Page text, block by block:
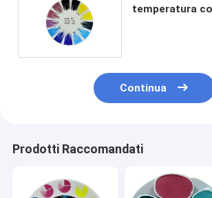
temperatura
Continua
Prodotti Raccomandati